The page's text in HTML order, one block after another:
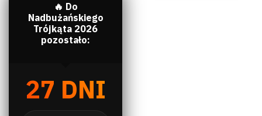
🔥 Do
Nadbużańskiego
Trójkąta 2026
pozostało:
27 DNI